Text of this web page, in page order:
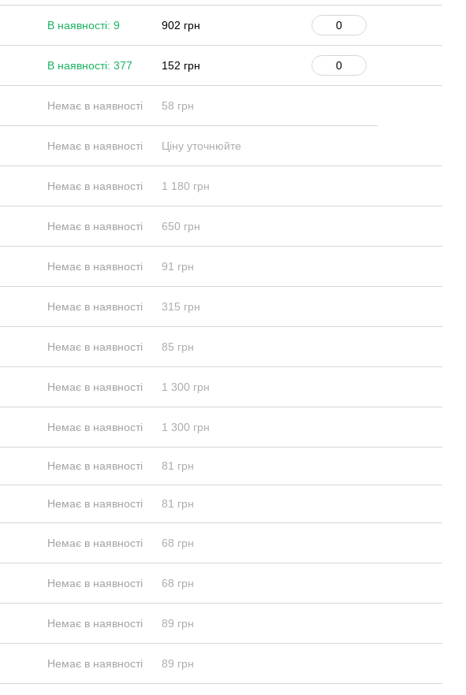
В наявності: 9 902 грн
В наявності: 377 152 грн
Немає в наявності 58 грн
Немає в наявності Ціну уточнюйте
Немає в наявності 1 180 грн
Немає в наявності 650 грн
Немає в наявності 91 грн
Немає в наявності 315 грн
Немає в наявності 85 грн
Немає в наявності 1 300 грн
Немає в наявності 1 300 грн
Немає в наявності 81 грн
Немає в наявності 81 грн
Немає в наявності 68 грн
Немає в наявності 68 грн
Немає в наявності 89 грн
Немає в наявності 89 грн